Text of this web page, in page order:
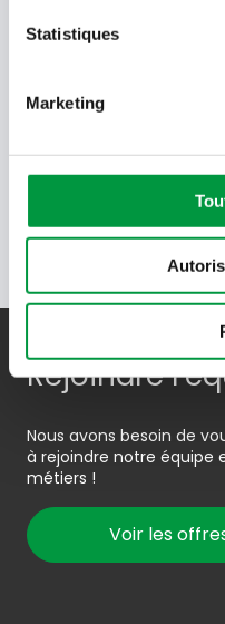
Statistiques
Marketing
En soumettant votre
recevoir des e-mails
Rejoindre
Nous avons besoin de
à rejoindre notre équipe
métiers !
Voir les